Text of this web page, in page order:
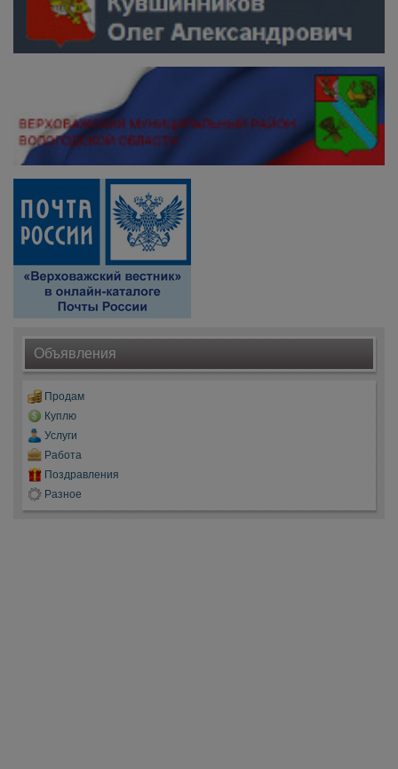
Объявления
Продам
Куплю
Услуги
Работа
Поздравления
Разное